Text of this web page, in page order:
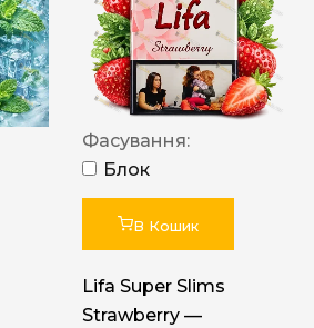
Фасування:
Блок
В Кошик
Lifa Super Slims
Strawberry —